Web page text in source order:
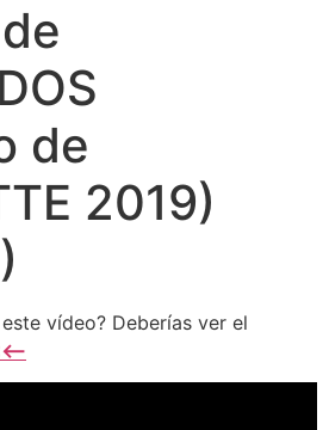
de
2019)
vídeo? Deberías ver el